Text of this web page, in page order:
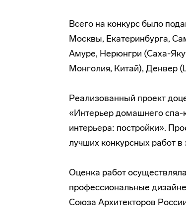
Всего на конкурс было
Москвы, Екатеринбурга,
Амуре, Нерюнгри (Саха-
Монголия, Китай), Денвер
Реализованный проект
«Интерьер домашнего
интерьера: постройки».
лучших конкурсных работ
Оценка работ
профессиональные
Союза Архитекторов